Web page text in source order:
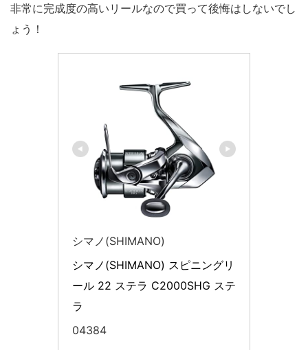
非常に完成度の高いリールなので買って後悔はしないでし
ょう！
シマノ(SHIMANO)
シマノ(SHIMANO) スピニングリ
ール 22 ステラ C2000SHG ステ
ラ
04384